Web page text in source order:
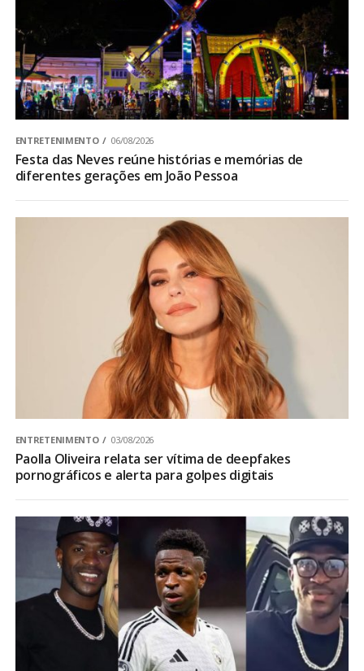
ENTRETENIMENTO 06/08/2026
Festa das Neves reúne histórias e memórias de
diferentes gerações em João Pessoa
ENTRETENIMENTO 03/08/2026
Paolla Oliveira relata ser vítima de deepfakes
pornográficos e alerta para golpes digitais